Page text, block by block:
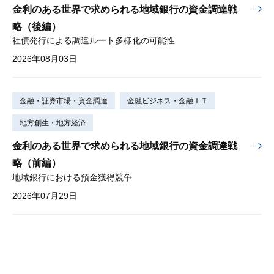
金利のある世界で求められる地域銀行の資金調達戦
略（後編）
社債発行による調達ルート多様化の可能性
2026年08月03日
金融・証券市場・資金調達 金融ビジネス・金融ＩＴ
地方創生・地方経済
金利のある世界で求められる地域銀行の資金調達戦
略（前編）
地域銀行における預金獲得競争
2026年07月29日